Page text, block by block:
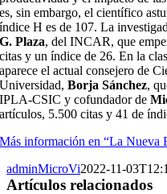
es, sin embargo, el científico
índice H es de 107. La
G. Plaza, del INCAR, que
citas y un índice de 26. En la
aparece el actual consejero de
Universidad,Borja Sánchez,
IPLA-CSIC y cofundador de
artículos, 5.500 citas y 41 de
Más información en “La Nueva
adminMicroVi2022-11-
Artículos relacionados